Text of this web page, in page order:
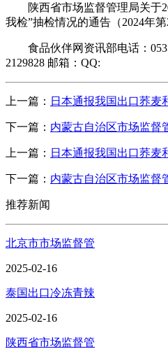
陕西省市场监督管理局关于
我检”抽检情况的通告（2024年第
食品伙伴网资讯部电话：
2129828 邮箱：QQ:
上一篇： 日本通报我国出口荞麦
下一篇： 内蒙古自治区市场监督
上一篇： 日本通报我国出口荞麦
下一篇： 内蒙古自治区市场监督
推荐新闻
北京市市场监督管
2025-02-16
泰国出口冷冻青辣
2025-02-16
陕西省市场监督管